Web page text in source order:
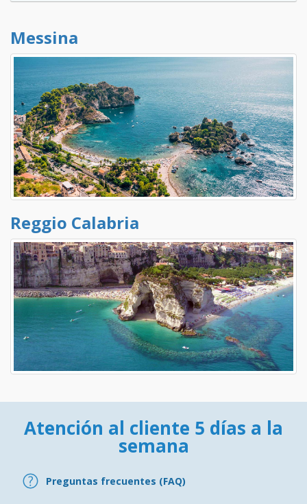
Messina
Reggio Calabria
Atención al cliente 5 días a la
semana
Preguntas frecuentes (FAQ)